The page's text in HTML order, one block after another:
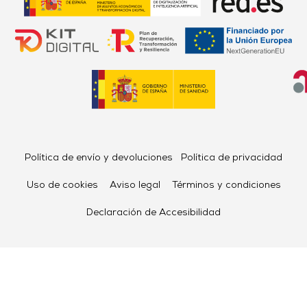
Política de envío y devoluciones Política de privacidad
Uso de cookies Aviso legal Términos y condiciones
Declaración de Accesibilidad